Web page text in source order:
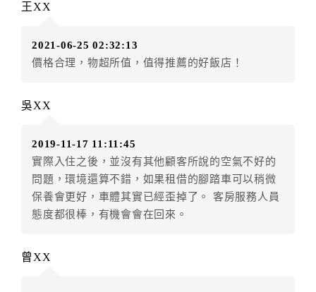
房者應補足差額。（限原訂飯店）
房者不得要求退其差額。（限原訂飯店）
額12個月
．訂房者使用「保留住宿金額」時，請注意！為避免飯
店客滿，敬請及早計畫，如逾時未提出申辦，視同無條
件放棄訂單（住宿權益）。 （限原訂飯店使用）
．每筆訂單異動限定乙次，限原訂飯店，異動完成後不
得辦理取消退款。
訂房者應補足差額。 限原訂飯店
王XX
2021-06-25 02:32:13
價格合理，物超所值，值得推薦的好飯店！
吳XX
2019-11-17 11:11:45
實際入住之後，並沒有其他顧客所說的空氣不好的
問題，環境還算不錯，如果租借的腳踏車可以稍微
保養會更好，車體其實已經歪掉了。 客房服務人員
態度都很棒，有機會會在回來。
曾XX